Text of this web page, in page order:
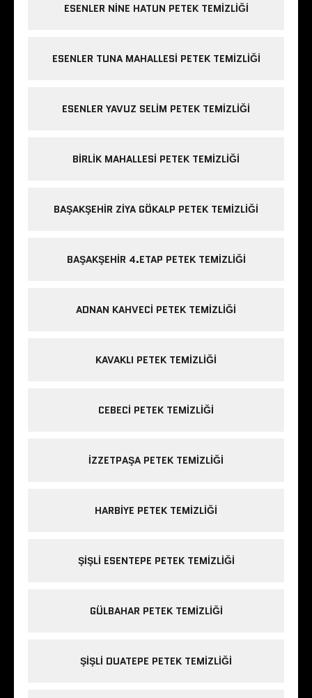
ESENLER NINE HATUN PETEK TEMIZLIĞI
ESENLER TUNA MAHALLESI PETEK TEMIZLIĞI
ESENLER YAVUZ SELIM PETEK TEMIZLIĞI
BIRLIK MAHALLESI PETEK TEMIZLIĞI
BAŞAKŞEHIR ZIYA GÖKALP PETEK TEMIZLIĞI
BAŞAKŞEHIR 4.ETAP PETEK TEMIZLIĞI
ADNAN KAHVECI PETEK TEMIZLIĞI
KAVAKLI PETEK TEMIZLIĞI
CEBECI PETEK TEMIZLIĞI
IZZETPAŞA PETEK TEMIZLIĞI
HARBIYE PETEK TEMIZLIĞI
ŞIŞLI ESENTEPE PETEK TEMIZLIĞI
GÜLBAHAR PETEK TEMIZLIĞI
ŞIŞLI DUATEPE PETEK TEMIZLIĞI